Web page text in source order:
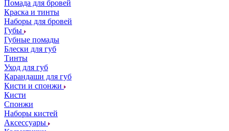
Помада для бровей
Краска и тинты
Наборы для бровей
Губы
Губные помады
Блески для губ
Тинты
Уход для губ
Карандаши для губ
Кисти и спонжи
Кисти
Спонжи
Наборы кистей
Аксессуары